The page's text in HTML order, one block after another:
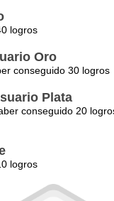
logros
Oro
conseguido 30 logros
Plata
conseguido 20
logros